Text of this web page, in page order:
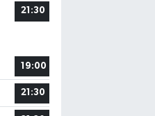
21:30
19:00
21:30